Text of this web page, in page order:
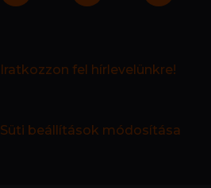
Iratkozzon fel hírlevelünkre!
Süti beállítások módosítása